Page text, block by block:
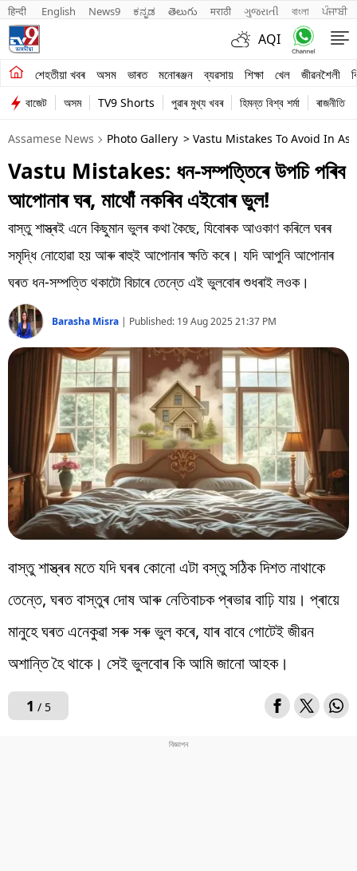
हिन्दी English News9 ಕನ್ನಡ తెలుగు मराठी ગુજરાતી বাংলা ਪੰਜਾਬੀ
AQI
শেহতীয়া খবৰ অসম ভাৰত মনোৰঞ্জন ব্যৱসায় শিক্ষা খেল জীৱনশৈলী
শেহতীয়া খবৰ
অসম
ভাৰত
মনোৰঞ্জন
শিক্ষা
খেল
জীৱনশৈলী
বিশ্ব
প্ৰযুক্তি
Videos
বাজেট অসম TV9 Shorts পুৱাৰ মুখ্য খবৰ হিমন্ত বিশ্ব শৰ্মা ৰাজনীতি
Assamese News Photo Gallery > Vastu Mistakes To Avoid In
Vastu Mistakes: ধন-সম্পত্তিৰে উপচি পৰিব
আপোনাৰ ঘৰ, মাথোঁ নকৰিব এইবোৰ ভুল!
বাস্তু শাস্ত্ৰই এনে কিছুমান ভুলৰ কথা কৈছে, যিবোৰক আওকাণ কৰিলে ঘৰৰ
সমৃদ্ধি নোহোৱা হয় আৰু ৰাহুই আপোনাৰ ক্ষতি কৰে। যদি আপুনি আপোনাৰ
ঘৰত ধন-সম্পত্তি থকাটো বিচাৰে তেন্তে এই ভুলবোৰ শুধৰাই লওক।
Barasha Misra | Published: 19 Aug 2025 21:37 PM
বাস্তু শাস্ত্ৰৰ মতে যদি ঘৰৰ কোনো এটা বস্তু সঠিক দিশত নাথাকে
তেন্তে, ঘৰত বাস্তুৰ দোষ আৰু নেতিবাচক প্ৰভাৱ বাঢ়ি যায়। প্ৰায়ে
মানুহে ঘৰত এনেকুৱা সৰু সৰু ভুল কৰে, যাৰ বাবে গোটেই জীৱন
অশান্তি হৈ থাকে। সেই ভুলবোৰ কি আমি জানো আহক।
1 / 5